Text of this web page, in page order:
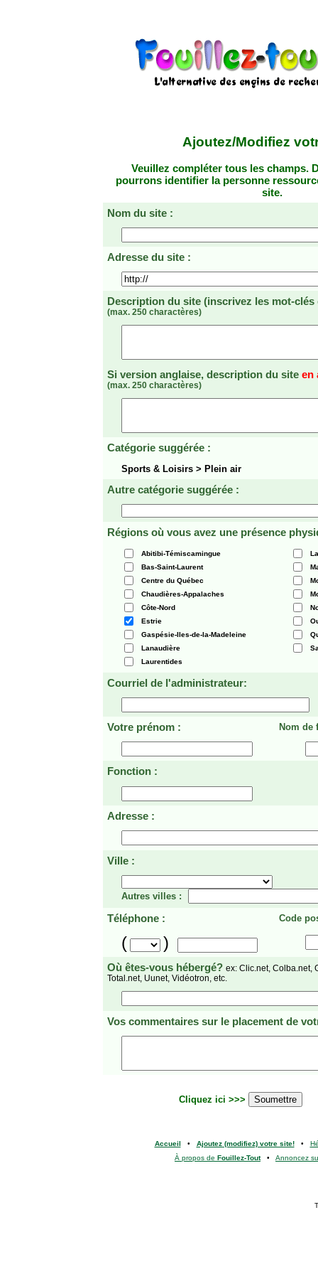
Ajoutez/Modifiez
Veuillez compléter tous les champs.
pourrons identifier la personne
site.
Nom du site :
Adresse du site :
Description du site (inscrivez les mot-
(max. 250 charactères)
Si version anglaise, description du site en
(max. 250 charactères)
Catégorie suggérée :
Sports & Loisirs > Plein air
Autre catégorie suggérée :
Régions où vous avez une présence
Abitibi-Témiscamingue
Bas-Saint-Laurent
Centre du Québec
Chaudières-Appalaches
Côte-Nord
Estrie
Gaspésie-Iles-de-la-Madeleine
Lanaudière
Laurentides
Courriel de l'administrateur:
Votre prénom : Nom de
Fonction :
Adresse :
Ville :
Autres villes :
Téléphone : Code
( )
Où êtes-vous hébergé? ex: Clic.net, Colba.net,
Total.net, Uunet, Vidéotron, etc.
Vos commentaires sur le placement de
Cliquez ici >>>
Accueil • Ajoutez (modifiez) votre site!•
À propos de Fouillez-Tout• Annoncez